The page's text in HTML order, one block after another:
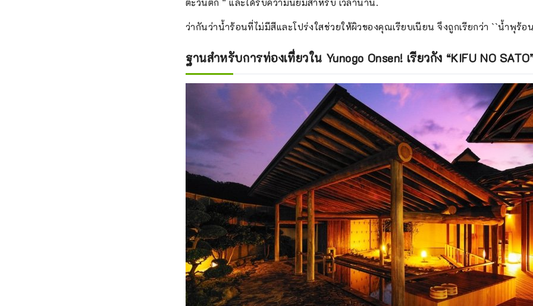
ตะวันตก ” และได้รับความนิยมสำหรับ เวลานาน.
ว่ากันว่าน้ำร้อนที่ไม่มีสีและโปร่งใสช่วยให้ผิวของคุณเรียบเนียน จึงถูกเรียกว่า ``น้ำพุร้อ
ฐานสำหรับการท่องเที่ยวใน Yunogo Onsen! เรียวกัง “KIFU NO